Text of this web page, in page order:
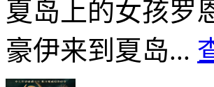
夏岛上的女孩罗
豪伊来到夏岛...